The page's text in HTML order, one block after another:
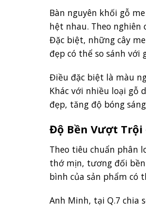
Bàn nguyên khối gỗ
hệt nhau. Theo nghiên
Đặc biệt, những cây
đẹp có thể so sánh với
Điều đặc biệt là màu
Khác với nhiều loại gỗ
đẹp, tăng độ bóng
Độ Bền Vượt Trội
Theo tiêu chuẩn phân
thớ mịn, tương đối
bình của sản phẩm có
Anh Minh, tại Q.7 chia